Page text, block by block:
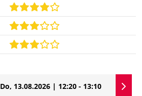
Do, 13.08.2026 | 12:20 - 13:10